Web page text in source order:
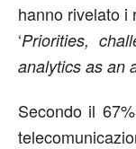
hanno rivelato i
‘Priorities,
analytics as an
Secondo il